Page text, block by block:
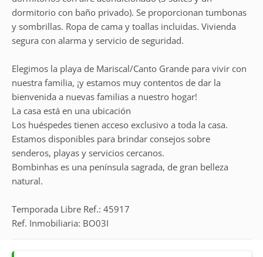
dormitorio con baño privado). Se proporcionan tumbonas
y sombrillas. Ropa de cama y toallas incluidas. Vivienda
segura con alarma y servicio de seguridad.
Elegimos la playa de Mariscal/Canto Grande para vivir con
nuestra familia, ¡y estamos muy contentos de dar la
bienvenida a nuevas familias a nuestro hogar!
La casa está en una ubicación
Los huéspedes tienen acceso exclusivo a toda la casa.
Estamos disponibles para brindar consejos sobre
senderos, playas y servicios cercanos.
Bombinhas es una península sagrada, de gran belleza
natural.
Temporada Libre Ref.: 45917
Ref. Inmobiliaria: BO03I